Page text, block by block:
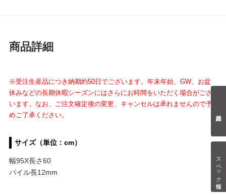
スペック情報
商品詳細
※受注生産品につき納期約50日でございます。年末年始、GW、お盆
休みなどの長期休暇シーズンにはさらにお時間をいただく場合がござ
います。なお、ご注文確定後の変更、キャンセルは承れませんので予
めご了承ください。
サイズ（単位：cm）
幅95X長さ60
パイル長12mm